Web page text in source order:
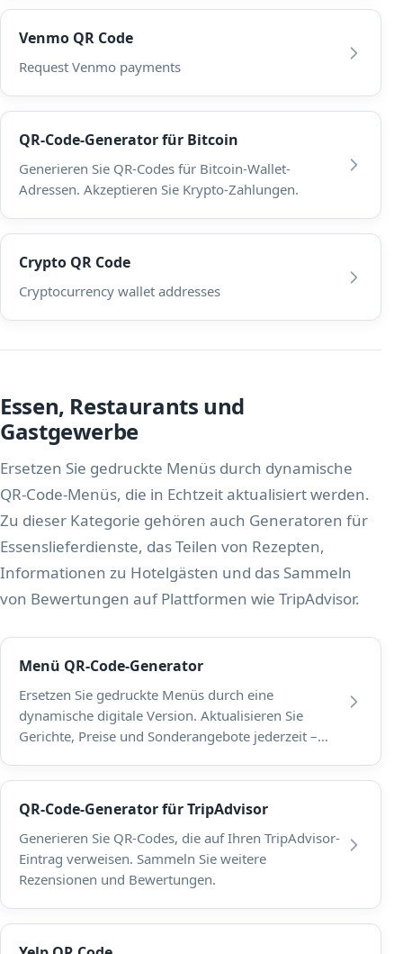
Venmo QR Code
Request Venmo payments
QR-Code-Generator für Bitcoin
Generieren Sie QR-Codes für Bitcoin-Wallet-
Adressen. Akzeptieren Sie Krypto-Zahlungen.
Crypto QR Code
Cryptocurrency wallet addresses
Essen, Restaurants und
Gastgewerbe
Ersetzen Sie gedruckte Menüs durch dynamische
QR-Code-Menüs, die in Echtzeit aktualisiert werden.
Zu dieser Kategorie gehören auch Generatoren für
Essenslieferdienste, das Teilen von Rezepten,
Informationen zu Hotelgästen und das Sammeln
von Bewertungen auf Plattformen wie TripAdvisor.
Menü QR-Code-Generator
Ersetzen Sie gedruckte Menüs durch eine
dynamische digitale Version. Aktualisieren Sie
Gerichte, Preise und Sonderangebote jederzeit –
QR-Code-Generator für TripAdvisor
Generieren Sie QR-Codes, die auf Ihren TripAdvisor-
Eintrag verweisen. Sammeln Sie weitere
Rezensionen und Bewertungen.